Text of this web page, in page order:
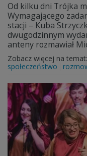
Od kilku dni Trójka
Wymagającego
stacji – Kuba
dwugodzinnym
anteny rozmawiał
Zobacz więcej na temat:
społeczeństwo